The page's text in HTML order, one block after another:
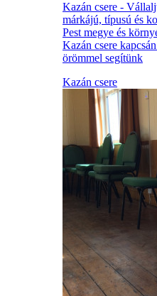
Kazán csere -
márkájú, típusú és
Pest megye és
Kazán csere
örömmel segítünk
Kazán csere